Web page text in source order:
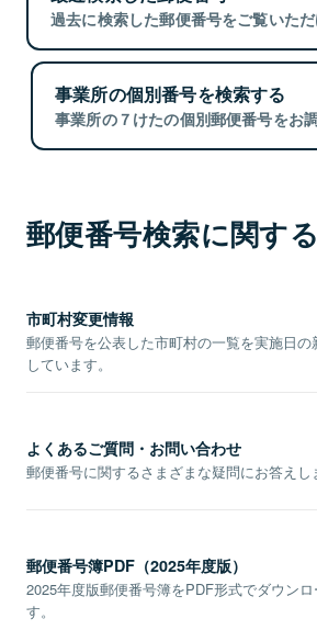
過去に検索した郵便番号をご覧いただ
事業所の個別番号を検索する
事業所の７けたの個別郵便番号をお調
郵便番号検索に関す
市町村変更情報
郵便番号を公表した市町村の一覧を実施日
しています。
よくあるご質問・お問い合わせ
郵便番号に関するさまざまな疑問にお答えし
郵便番号簿PDF（2025年度版）
2025年度版郵便番号簿をPDF形式でダウンロ
す。